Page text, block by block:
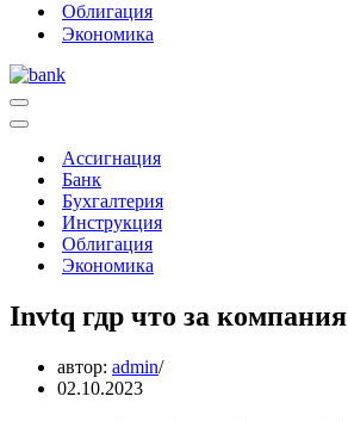
Облигация
Экономика
Меню
навигации
Меню
навигацииАссигнация
Банк
Бухгалтерия
Инструкция
Облигация
Экономика
Invtq гдр что за компания
автор: admin
02.10.2023